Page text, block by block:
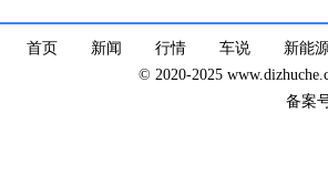
首页 新闻 行情 车说
新能
© 2020-2025
备案